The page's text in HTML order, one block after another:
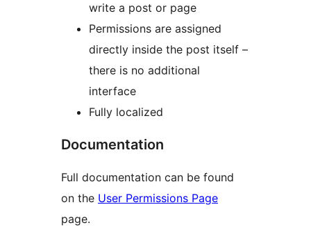
write a post or page
Permissions are assigned
directly inside the post itself –
there is no additional
interface
Fully localized
Documentation
Full documentation can be found
on the User Permissions Page
page.